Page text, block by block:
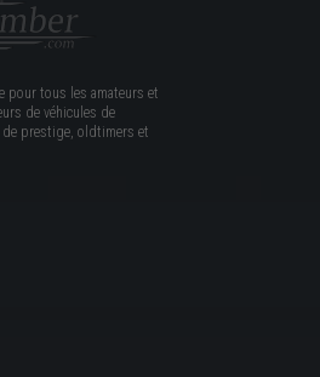
pour tous les amateurs et
de véhicules de
prestige, oldtimers et